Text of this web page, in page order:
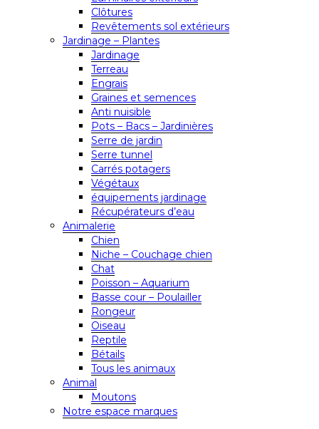
Clôtures
Revêtements sol extérieurs
Jardinage – Plantes
Jardinage
Terreau
Engrais
Graines et semences
Anti nuisible
Pots – Bacs – Jardinières
Serre de jardin
Serre tunnel
Carrés potagers
Végétaux
équipements jardinage
Récupérateurs d’eau
Animalerie
Chien
Niche – Couchage chien
Chat
Poisson – Aquarium
Basse cour – Poulailler
Rongeur
Oiseau
Reptile
Bétails
Tous les animaux
Animal
Moutons
Notre espace marques